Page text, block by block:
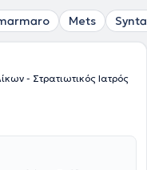
Mets
- Στρατιωτικός Ιατρός